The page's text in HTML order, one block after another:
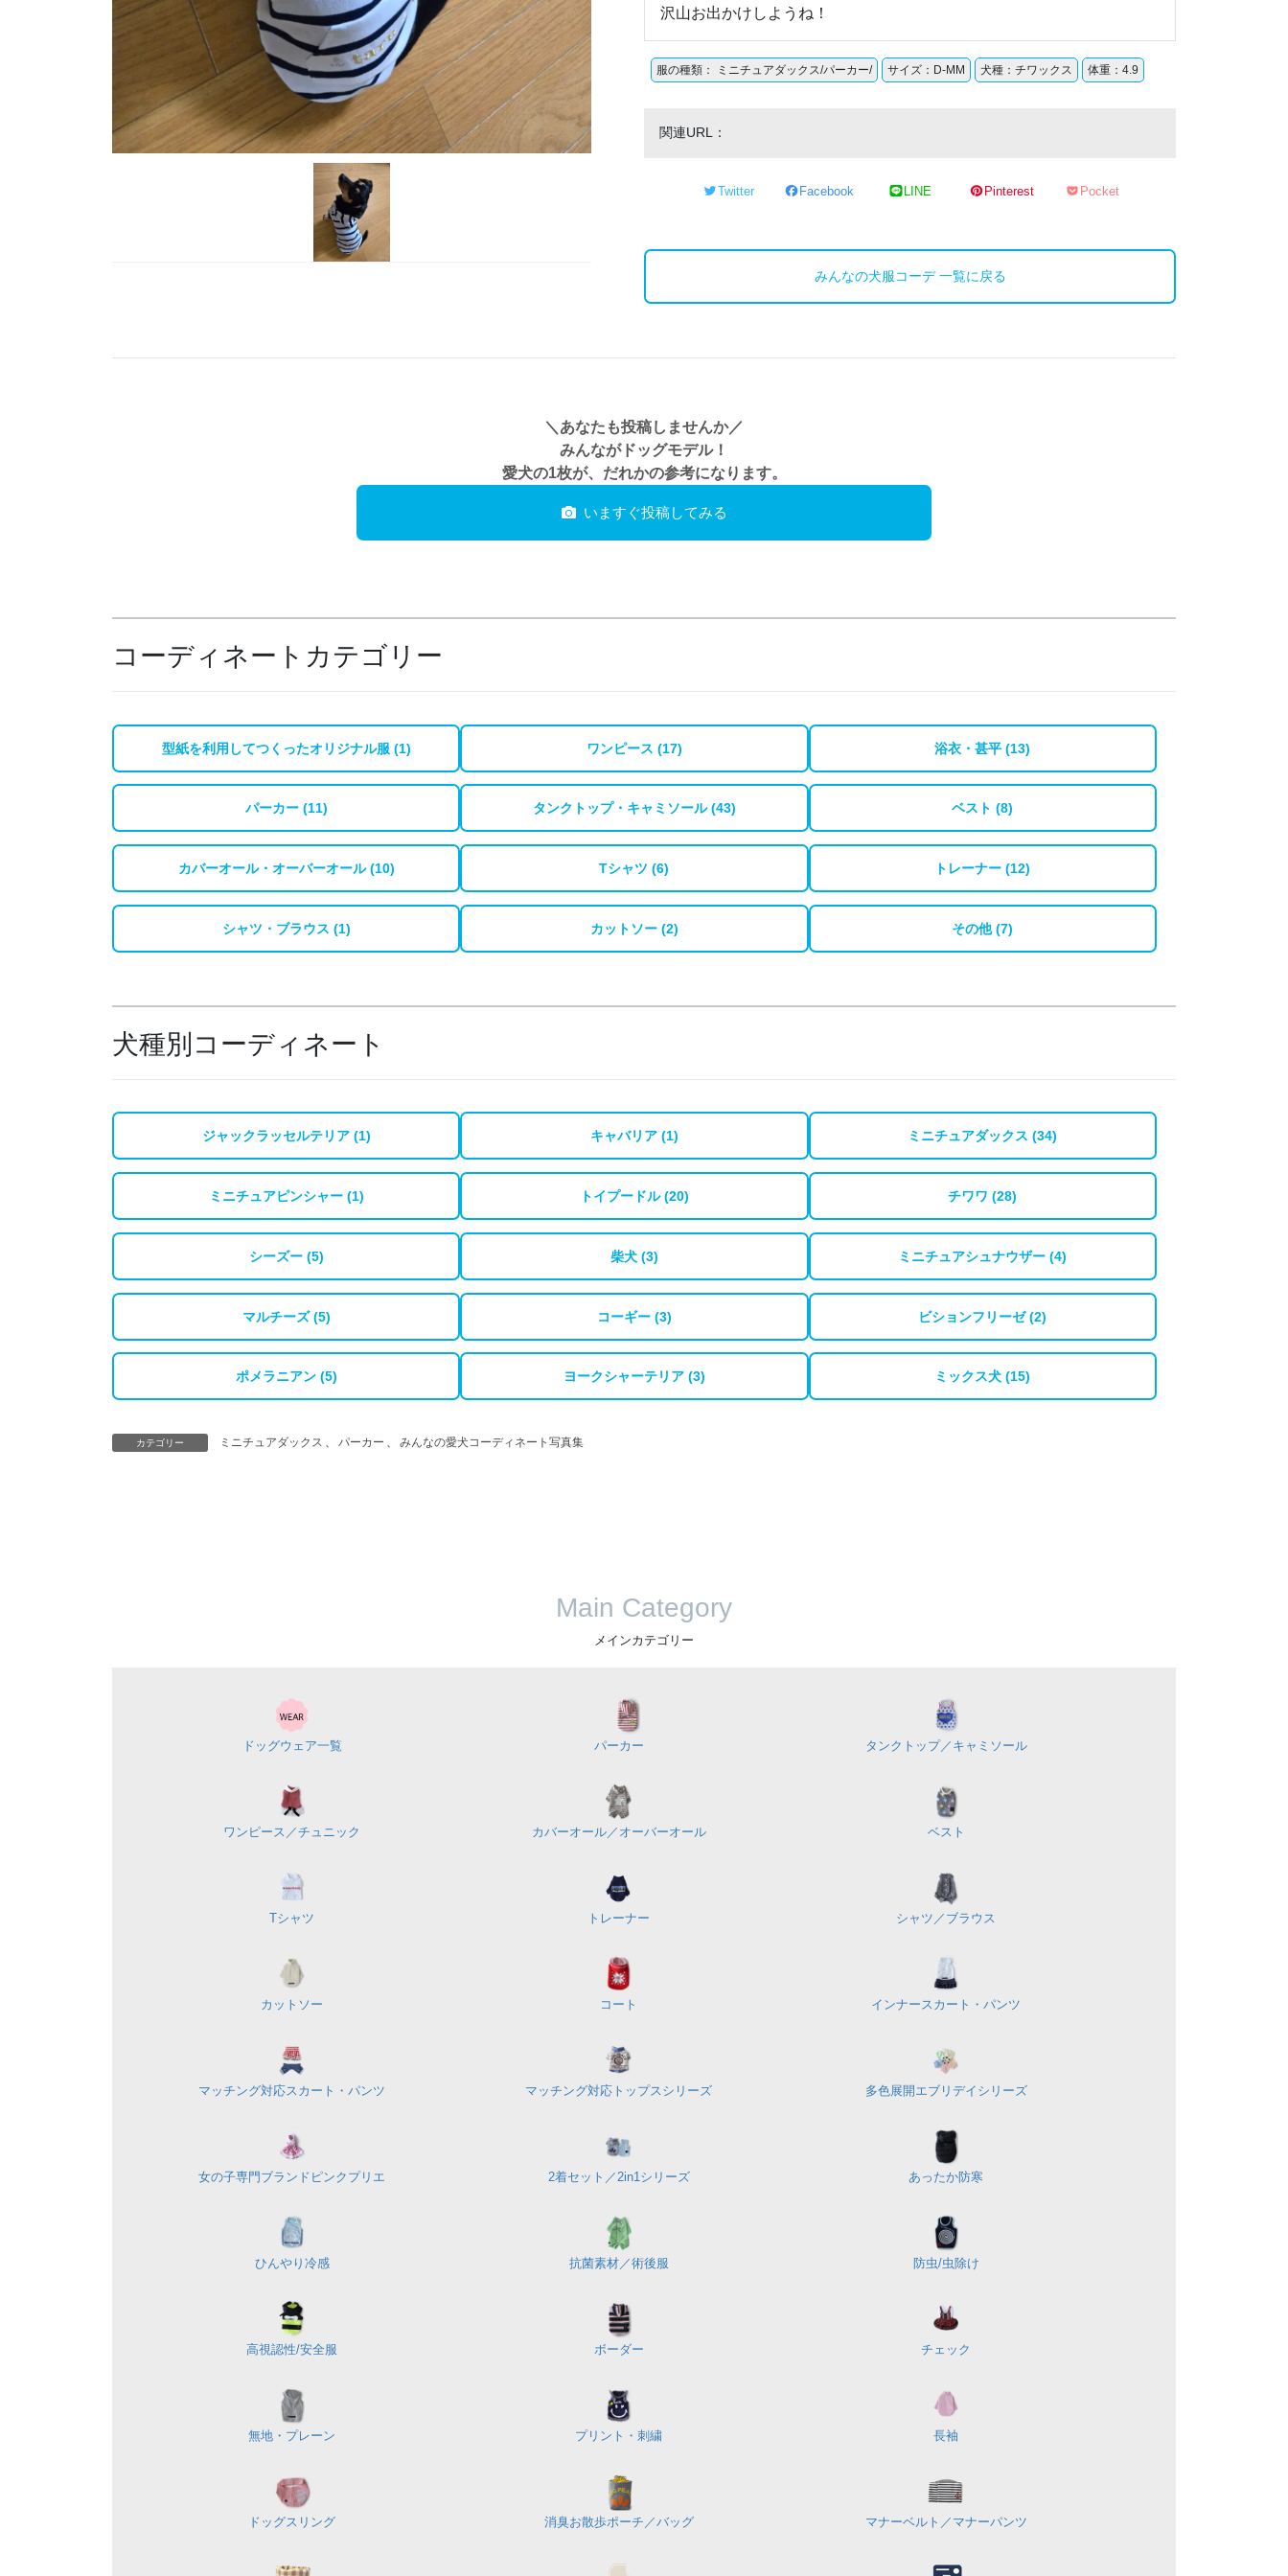
沢山お出かけしようね！
服の種類： ミニチュアダックス/パーカー/ サイズ：D-MM 犬種：チワックス 体重：4.9
関連URL：
Twitter Facebook LINE Pinterest Pocket
みんなの犬服コーデ 一覧に戻る
＼あなたも投稿しませんか／
みんながドッグモデル！
愛犬の1枚が、だれかの参考になります。
いますぐ投稿してみる
コーディネートカテゴリー
型紙を利用してつくったオリジナル服 (1) ワンピース (17) 浴衣・甚平 (13)
パーカー (11) タンクトップ・キャミソール (43) ベスト (8)
カバーオール・オーバーオール (10) Tシャツ (6) トレーナー (12)
シャツ・ブラウス (1) カットソー (2) その他 (7)
犬種別コーディネート
ジャックラッセルテリア (1) キャバリア (1) ミニチュアダックス (34)
ミニチュアピンシャー (1) トイプードル (20) チワワ (28)
シーズー (5) 柴犬 (3) ミニチュアシュナウザー (4)
マルチーズ (5) コーギー (3) ビションフリーゼ (2)
ポメラニアン (5) ヨークシャーテリア (3) ミックス犬 (15)
カテゴリー ミニチュアダックス 、 パーカー 、 みんなの愛犬コーディネート写真集
Main Category
メインカテゴリー
ドッグウェア一覧 パーカー タンクトップ／ キャミソール
ワンピース／チュニック カバーオール／ オーバーオール ベスト
Tシャツ トレーナー シャツ／ ブラウス
カットソー コート インナースカート・パンツ
マッチング対応スカート・パンツ マッチング対応 トップスシリーズ 多色展開 エブリデイシリーズ
女の子専門ブランド ピンクプリエ 2着セット／2in1シリーズ あったか防寒
ひんやり冷感 抗菌素材／術後服 防虫/虫除け
高視認性/安全服 ボーダー チェック
無地・プレーン プリント・刺繍 長袖
ドッグスリング 消臭お散歩ポーチ／バッグ マナーベルト／ マナーパンツ